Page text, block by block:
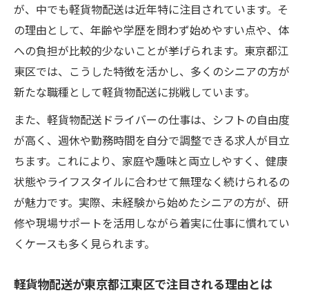
シニアに最適な軽貨物配送の働きやすさを
解説
軽貨物配送がシニア世代に人気の納得ポイ
ント
健康や体力面で安心な軽貨物配送のお仕事
事情
シニア活躍が進む軽貨物配送の採用トレン
ドとは
ライフスタイルに合わせやすい軽貨物配送
の魅力
未経験から始めるシニア向け軽貨物の働き方
法
が、中でも軽貨物配送は近年特に注目されています。そ
の理由として、年齢や学歴を問わず始めやすい点や、体
への負担が比較的少ないことが挙げられます。東京都江
東区では、こうした特徴を活かし、多くのシニアの方が
新たな職種として軽貨物配送に挑戦しています。
また、軽貨物配送ドライバーの仕事は、シフトの自由度
が高く、週休や勤務時間を自分で調整できる求人が目立
ちます。これにより、家庭や趣味と両立しやすく、健康
状態やライフスタイルに合わせて無理なく続けられるの
が魅力です。実際、未経験から始めたシニアの方が、研
修や現場サポートを活用しながら着実に仕事に慣れてい
くケースも多く見られます。
軽貨物配送が東京都江東区で注目される理由とは